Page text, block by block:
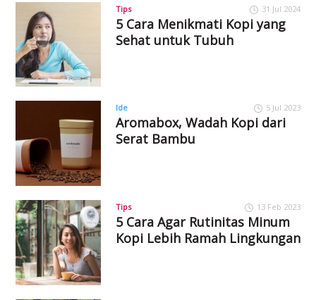
Tips 31 Jul 2024
5 Cara Menikmati Kopi yang
Sehat untuk Tubuh
Ide 5 Jul 2023
Aromabox, Wadah Kopi dari
Serat Bambu
Tips 13 Feb 2023
5 Cara Agar Rutinitas Minum
Kopi Lebih Ramah Lingkungan